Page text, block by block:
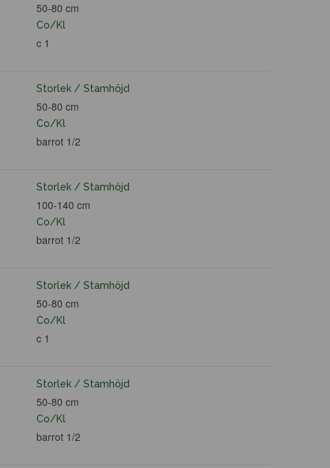
50-80 cm
Co/Kl
c 1
Storlek / Stamhöjd
50-80 cm
Co/Kl
barrot 1/2
Storlek / Stamhöjd
100-140 cm
Co/Kl
barrot 1/2
Storlek / Stamhöjd
50-80 cm
Co/Kl
c 1
Storlek / Stamhöjd
50-80 cm
Co/Kl
barrot 1/2